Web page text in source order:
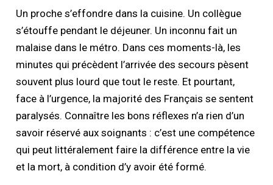
Un proche s’effondre dans la cuisine. Un collègue
s’étouffe pendant le déjeuner. Un inconnu fait un
malaise dans le métro. Dans ces moments-là, les
minutes qui précèdent l’arrivée des secours pèsent
souvent plus lourd que tout le reste. Et pourtant,
face à l’urgence, la majorité des Français se sentent
paralysés. Connaître les bons réflexes n’a rien d’un
savoir réservé aux soignants : c’est une compétence
qui peut littéralement faire la différence entre la vie
et la mort, à condition d’y avoir été formé.